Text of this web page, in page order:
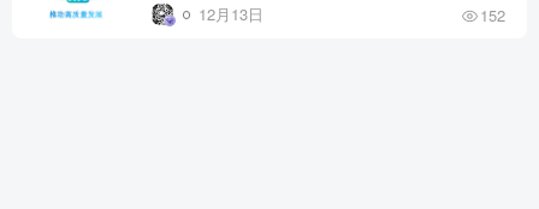
12月13日 152